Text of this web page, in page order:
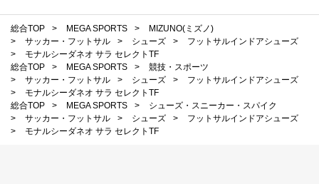
総合TOP > MEGA SPORTS >
MIZUNO(ミズノ)
>
サッカー・フットサル > シューズ >
フットサルインドアシューズ
>
モナルシーダネオ サラ セレクトTF
総合TOP
> MEGA SPORTS >
競技・スポーツ
>
サッカー・フットサル > シューズ >
フットサルインドアシューズ
>
モナルシーダネオ サラ セレクトTF
総合TOP
> MEGA SPORTS >
シューズ・スニーカー・スパイク
>
サッカー・フットサル > シューズ >
フットサルインドアシューズ
>
モナルシーダネオ サラ セレクトTF